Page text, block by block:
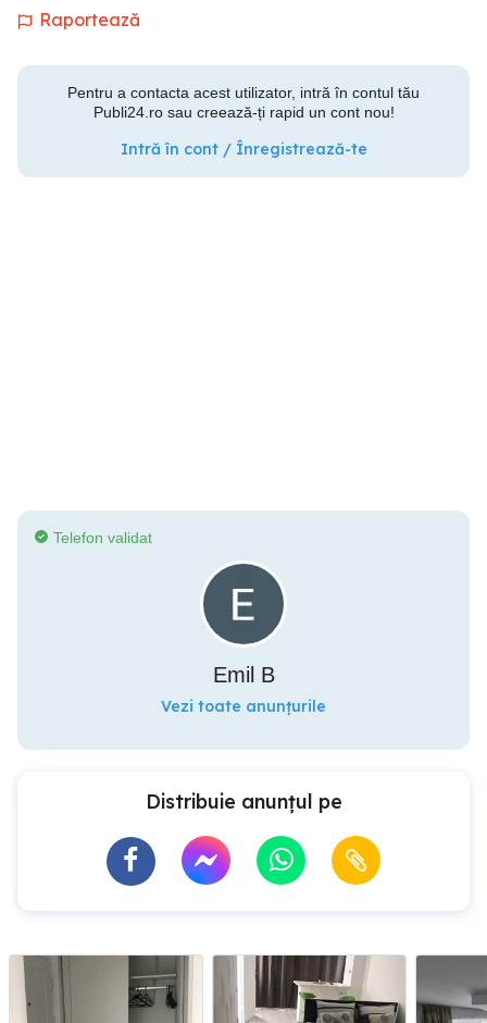
Raportează
Pentru a contacta acest utilizator, intră în contul tău
Publi24.ro sau creează-ți rapid un cont nou!
Intră în cont / Înregistrează-te
Telefon validat
Emil B
Vezi toate anunțurile
Distribuie anunțul pe